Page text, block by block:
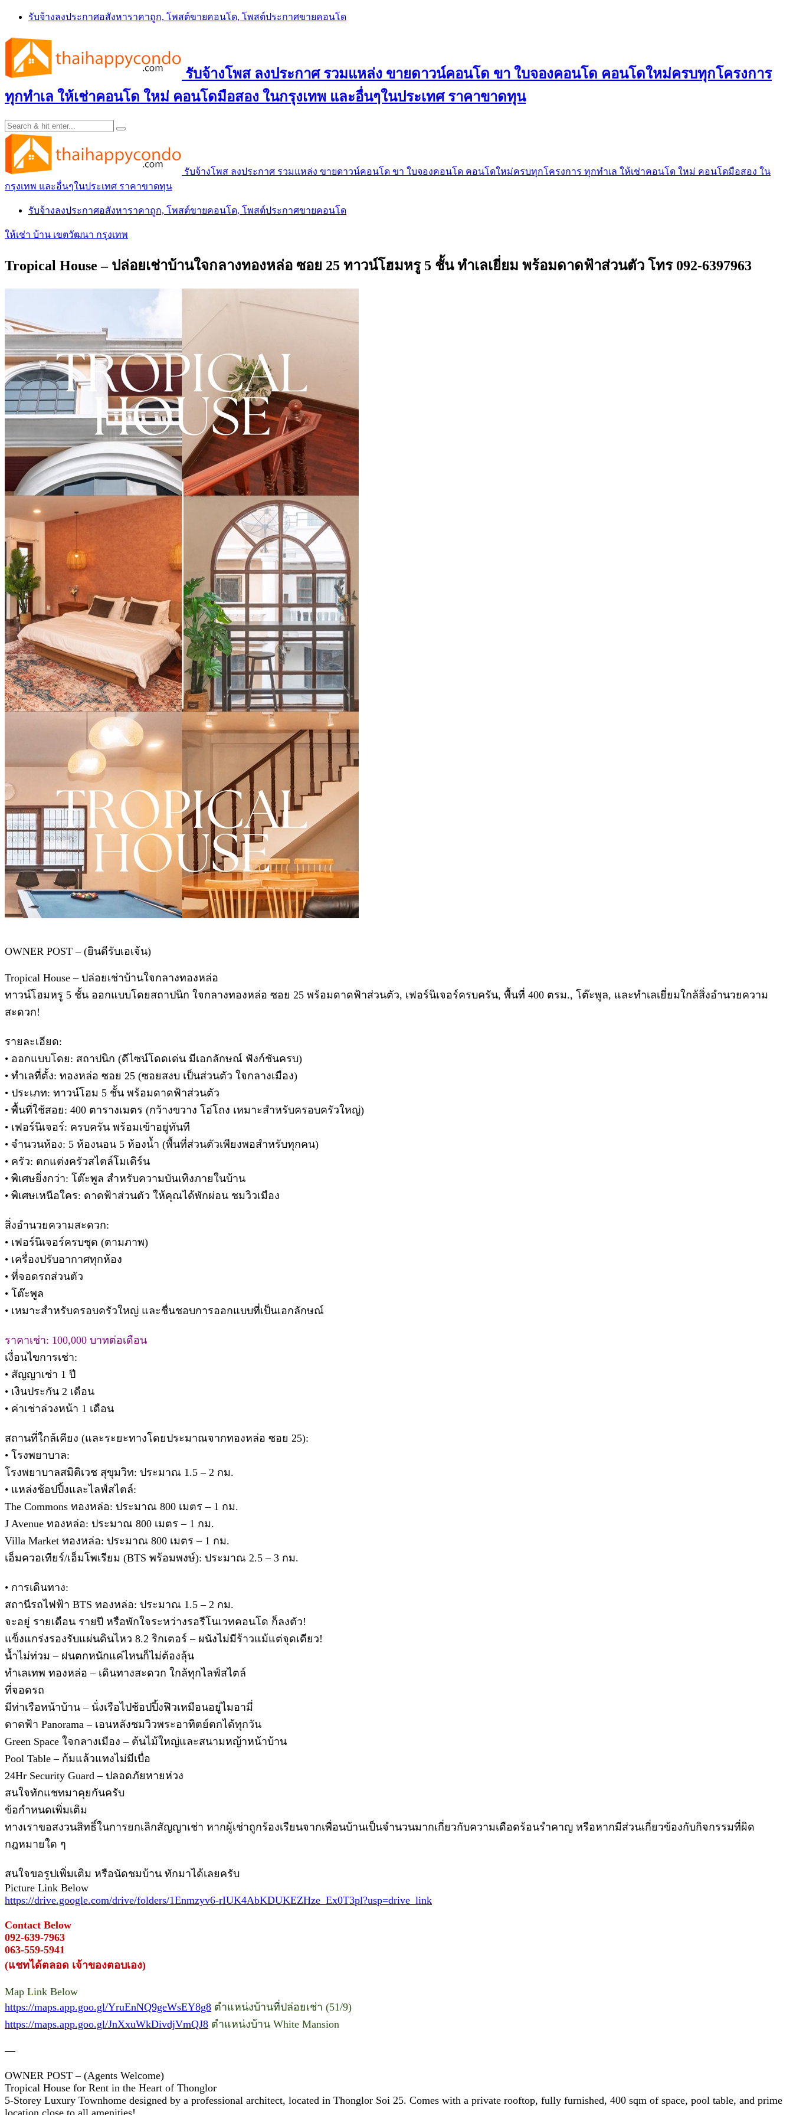
Skip
content
รับจ้างลงประกาศอสังหาราคาถูก, โพสต์ขายคอนโด, โพสต์ประกาศขายคอนโด
รับจ้างโพส ลงประกาศ รวมแหล่ง ขายดาวน์คอนโด ขา ใบจองคอนโด คอนโดใหม่ครบทุกโครงการ
ทุกทำเล ให้เช่าคอนโด ใหม่ คอนโดมือสอง ในกรุงเทพ และอื่นๆในประเทศ ราคาขาดทุน
รับจ้างโพส ลงประกาศ รวมแหล่ง ขายดาวน์คอนโด ขา ใบจองคอนโด คอนโดใหม่ครบทุกโครงการ ทุกทำเล ให้เช่าคอนโด ใหม่ คอนโดมือสอง ใน
กรุงเทพ และอื่นๆในประเทศ ราคาขาดทุน
รับจ้างลงประกาศอสังหาราคาถูก, โพสต์ขายคอนโด, โพสต์ประกาศขายคอนโด
ให้เช่า บ้าน เขตวัฒนา กรุงเทพ
Tropical House – ปล่อยเช่าบ้านใจกลางทองหล่อ ซอย 25 ทาวน์โฮมหรู 5 ชั้น ทำเลเยี่ยม พร้อมดาดฟ้าส่วนตัว โทร 092-6397963
OWNER POST – (ยินดีรับเอเจ้น)
Tropical House – ปล่อยเช่าบ้านใจกลางทองหล่อ
ทาวน์โฮมหรู 5 ชั้น ออกแบบโดยสถาปนิก ใจกลางทองหล่อ ซอย 25 พร้อมดาดฟ้าส่วนตัว, เฟอร์นิเจอร์ครบครัน, พื้นที่ 400 ตรม., โต๊ะพูล, และทำเลเยี่ยมใกล้สิ่งอำนวยความ
สะดวก!
รายละเอียด:
• ออกแบบโดย: สถาปนิก (ดีไซน์โดดเด่น มีเอกลักษณ์ ฟังก์ชันครบ)
• ทำเลที่ตั้ง: ทองหล่อ ซอย 25 (ซอยสงบ เป็นส่วนตัว ใจกลางเมือง)
• ประเภท: ทาวน์โฮม 5 ชั้น พร้อมดาดฟ้าส่วนตัว
• พื้นที่ใช้สอย: 400 ตารางเมตร (กว้างขวาง โอ่โถง เหมาะสำหรับครอบครัวใหญ่)
• เฟอร์นิเจอร์: ครบครัน พร้อมเข้าอยู่ทันที
• จำนวนห้อง: 5 ห้องนอน 5 ห้องน้ำ (พื้นที่ส่วนตัวเพียงพอสำหรับทุกคน)
• ครัว: ตกแต่งครัวสไตล์โมเดิร์น
• พิเศษยิ่งกว่า: โต๊ะพูล สำหรับความบันเทิงภายในบ้าน
• พิเศษเหนือใคร: ดาดฟ้าส่วนตัว ให้คุณได้พักผ่อน ชมวิวเมือง
สิ่งอำนวยความสะดวก:
• เฟอร์นิเจอร์ครบชุด (ตามภาพ)
• เครื่องปรับอากาศทุกห้อง
• ที่จอดรถส่วนตัว
• โต๊ะพูล
• เหมาะสำหรับครอบครัวใหญ่ และชื่นชอบการออกแบบที่เป็นเอกลักษณ์
ราคาเช่า: 100,000 บาทต่อเดือน
เงื่อนไขการเช่า:
• สัญญาเช่า 1 ปี
• เงินประกัน 2 เดือน
• ค่าเช่าล่วงหน้า 1 เดือน
สถานที่ใกล้เคียง (และระยะทางโดยประมาณจากทองหล่อ ซอย 25):
• โรงพยาบาล:
โรงพยาบาลสมิติเวช สุขุมวิท: ประมาณ 1.5 – 2 กม.
• แหล่งช้อปปิ้งและไลฟ์สไตล์:
The Commons ทองหล่อ: ประมาณ 800 เมตร – 1 กม.
J Avenue ทองหล่อ: ประมาณ 800 เมตร – 1 กม.
Villa Market ทองหล่อ: ประมาณ 800 เมตร – 1 กม.
เอ็มควอเทียร์/เอ็มโพเรียม (BTS พร้อมพงษ์): ประมาณ 2.5 – 3 กม.
• การเดินทาง:
สถานีรถไฟฟ้า BTS ทองหล่อ: ประมาณ 1.5 – 2 กม.
จะอยู่ รายเดือน รายปี หรือพักใจระหว่างรอรีโนเวทคอนโด ก็ลงตัว!
แข็งแกร่งรองรับแผ่นดินไหว 8.2 ริกเตอร์ – ผนังไม่มีร้าวแม้แต่จุดเดียว!
น้ำไม่ท่วม – ฝนตกหนักแค่ไหนก็ไม่ต้องลุ้น
ทำเลเทพ ทองหล่อ – เดินทางสะดวก ใกล้ทุกไลฟ์สไตล์
ที่จอดรถ
มีท่าเรือหน้าบ้าน – นั่งเรือไปช้อปปิ้งฟิวเหมือนอยู่ไมอามี่
ดาดฟ้า Panorama – เอนหลังชมวิวพระอาทิตย์ตกได้ทุกวัน
Green Space ใจกลางเมือง – ต้นไม้ใหญ่และสนามหญ้าหน้าบ้าน
Pool Table – ก้มแล้วแทงไม่มีเบื่อ
24Hr Security Guard – ปลอดภัยหายห่วง
สนใจทักแชทมาคุยกันครับ
ข้อกำหนดเพิ่มเติม
ทางเราขอสงวนสิทธิ์ในการยกเลิกสัญญาเช่า หากผู้เช่าถูกร้องเรียนจากเพื่อนบ้านเป็นจำนวนมากเกี่ยวกับความเดือดร้อนรำคาญ หรือหากมีส่วนเกี่ยวข้องกับกิจกรรมที่ผิด
กฎหมายใด ๆ
สนใจขอรูปเพิ่มเติม หรือนัดชมบ้าน ทักมาได้เลยครับ
Picture Link Below
https://drive.google.com/drive/folders/1Enmzyv6-rIUK4AbKDUKEZHze_Ex0T3pl?usp=drive_link
Contact Below
092-639-7963
063-559-5941
(แชทได้ตลอด เจ้าของตอบเอง)
Map Link Below
https://maps.app.goo.gl/YruEnNQ9geWsEY8g8 ตำแหน่งบ้านที่ปล่อยเช่า (51/9)
https://maps.app.goo.gl/JnXxuWkDivdjVmQJ8 ตำแหน่งบ้าน White Mansion
—
OWNER POST – (Agents Welcome)
Tropical House for Rent in the Heart of Thonglor
5-Storey Luxury Townhome designed by a professional architect, located in Thonglor Soi 25. Comes with a private rooftop, fully furnished, 400 sqm of space, pool table, and prime
location close to all amenities!